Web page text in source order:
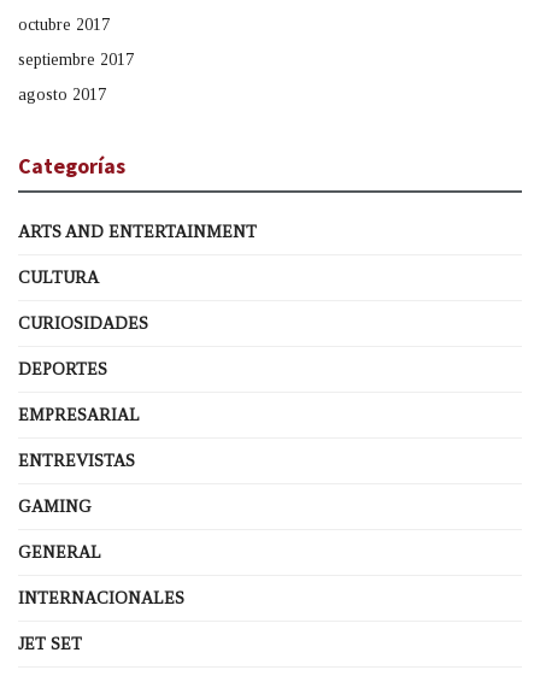
octubre 2017
septiembre 2017
agosto 2017
Categorías
ARTS AND ENTERTAINMENT
CULTURA
CURIOSIDADES
DEPORTES
EMPRESARIAL
ENTREVISTAS
GAMING
GENERAL
INTERNACIONALES
JET SET